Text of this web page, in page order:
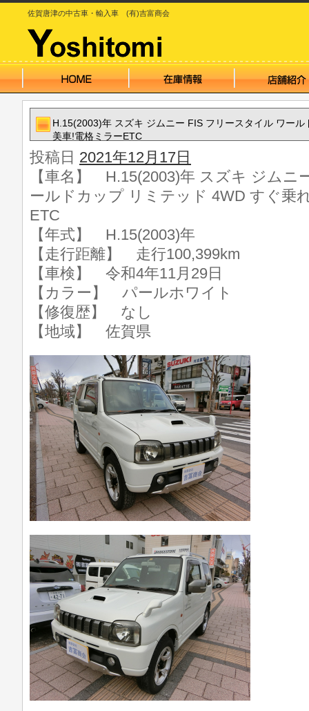
佐賀唐津の中古車・輸入車 (有)吉富商会
H.15(2003)年 スズキ ジムニー FIS フリースタイル ワー
美車!電格ミラーETC
投稿日 2021年12月17日
【車名】 H.15(2003)年 スズキ ジムニ
ールドカップ リミテッド 4WD すぐ乗
ETC
【年式】 H.15(2003)年
【走行距離】 走行100,399km
【車検】 令和4年11月29日
【カラー】 パールホワイト
【修復歴】 なし
【地域】 佐賀県